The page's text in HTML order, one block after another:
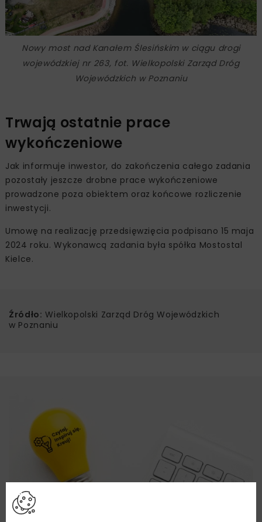
Nowy most nad Kanałem Ślesińskim w ciągu drogi
wojewódzkiej nr 263, fot. Wielkopolski Zarząd Dróg
Wojewódzkich w Poznaniu
Trwają ostatnie prace
wykończeniowe
Jak informuje inwestor, do zakończenia całego zadania
pozostały jeszcze drobne prace wykończeniowe
prowadzone poza obiektem oraz końcowe rozliczenie
inwestycji.
Umowę na realizację przedsięwzięcia podpisano 15 maja
2024 roku. Wykonawcą zadania była spółka Mostostal
Kielce.
Źródło: Wielkopolski Zarząd Dróg Wojewódzkich
w Poznaniu